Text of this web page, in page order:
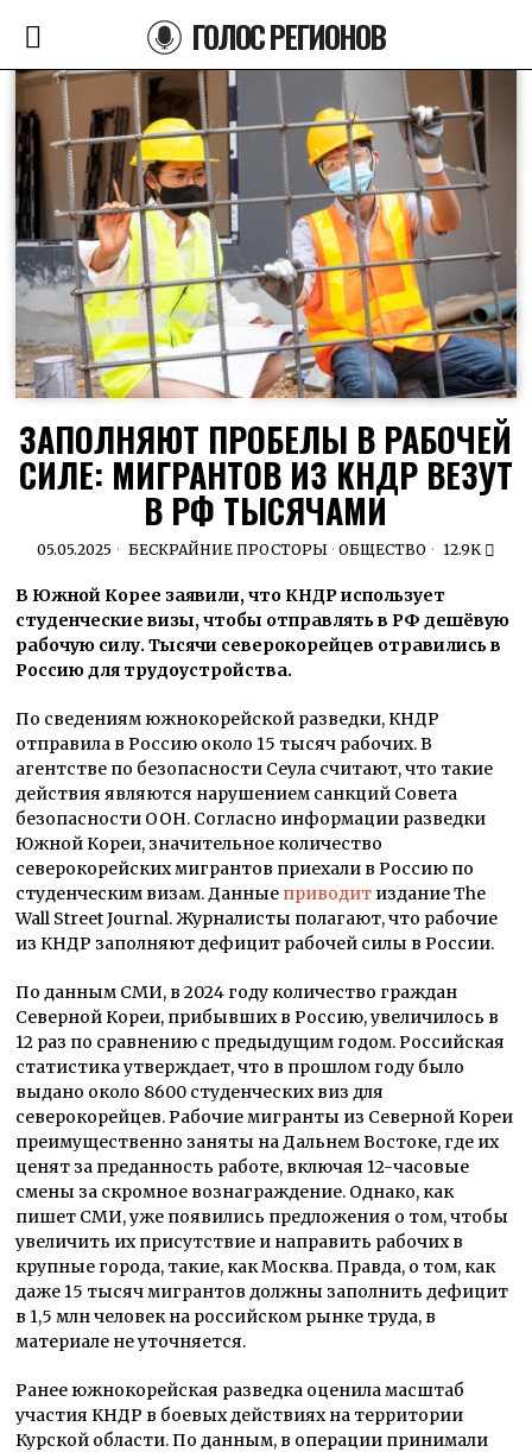
ГОЛОС РЕГИОНОВ
ЗАПОЛНЯЮТ ПРОБЕЛЫ В РАБОЧЕЙ
СИЛЕ: МИГРАНТОВ ИЗ КНДР ВЕЗУТ
В РФ ТЫСЯЧАМИ
05.05.2025 БЕСКРАЙНИЕ ПРОСТОРЫ · ОБЩЕСТВО 12.9K
В Южной Корее заявили, что КНДР использует
студенческие визы, чтобы отправлять в РФ дешёвую
рабочую силу. Тысячи северокорейцев отравились в
Россию для трудоустройства.
По сведениям южнокорейской разведки, КНДР
отправила в Россию около 15 тысяч рабочих. В
агентстве по безопасности Сеула считают, что такие
действия являются нарушением санкций Совета
безопасности ООН. Согласно информации разведки
Южной Кореи, значительное количество
северокорейских мигрантов приехали в Россию по
студенческим визам. Данные приводит издание The
Wall Street Journal. Журналисты полагают, что рабочие
из КНДР заполняют дефицит рабочей силы в России.
По данным СМИ, в 2024 году количество граждан
Северной Кореи, прибывших в Россию, увеличилось в
12 раз по сравнению с предыдущим годом. Российская
статистика утверждает, что в прошлом году было
выдано около 8600 студенческих виз для
северокорейцев. Рабочие мигранты из Северной Кореи
преимущественно заняты на Дальнем Востоке, где их
ценят за преданность работе, включая 12-часовые
смены за скромное вознаграждение. Однако, как
пишет СМИ, уже появились предложения о том, чтобы
увеличить их присутствие и направить рабочих в
крупные города, такие, как Москва. Правда, о том, как
даже 15 тысяч мигрантов должны заполнить дефицит
в 1,5 млн человек на российском рынке труда, в
материале не уточняется.
Ранее южнокорейская разведка оценила масштаб
участия КНДР в боевых действиях на территории
Курской области. По данным, в операции принимали